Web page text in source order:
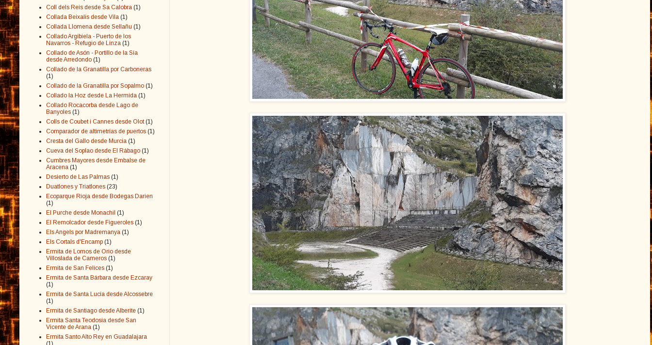
Coll dels Reis desde Sa Calobra (1)
Collada Beixalis desde Vila (1)
Collada Llomena desde Sellañu (1)
Collado Argibiela - Puerto de los
Navarros - Refugio de Linza (1)
Collado de Asón - Portillo de la Sía
desde Arredondo (1)
Collado de la Granatilla por Carboneras
(1)
Collado de la Granatilla por Sopalmo (1)
Collado la Hoz desde La Hermida (1)
Collado Rocacorba desde Lago de
Banyoles (1)
Colls de Coubet i Cannes desde Olot (1)
Comparador de altimetrías de puertos (1)
Cresta del Gallo desde Murcia (1)
Cueva del Soplao desde El Rábago (1)
Cumbres Mayores desde Embalse de
Aracena (1)
Desierto de Las Palmas (1)
Duatlones y Triatlones (23)
Ecoparque Rioja desde Bodegas Darien
(1)
El Purche desde Monachil (1)
El Remolcador desde Figueroles (1)
Els Angels por Madremanya (1)
Els Cortals d'Encamp (1)
Ermita de Lomos de Orio desde
Villoslada de Cameros (1)
Ermita de San Felices (1)
Ermita de Santa Bárbara desde Ezcaray
(1)
Ermita de Santa Lucía desde Alcossebre
(1)
Ermita de Santiago desde Alberite (1)
Ermita Santa Teodosia desde San
Vicente de Arana (1)
Ermita Santo Alto Rey en Guadalajara
(1)